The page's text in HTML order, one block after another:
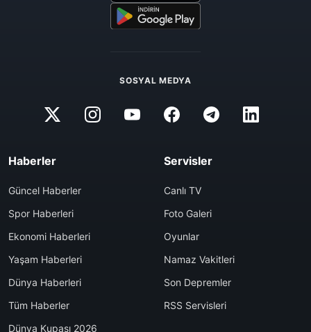
SOSYAL MEDYA
Haberler
Güncel Haberler
Spor Haberleri
Ekonomi Haberleri
Yaşam Haberleri
Dünya Haberleri
Tüm Haberler
Dünya Kupası 2026
Servisler
Canlı TV
Foto Galeri
Oyunlar
Namaz Vakitleri
Son Depremler
RSS Servisleri